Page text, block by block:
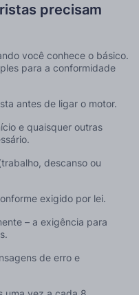
precisam
você conhece o básico.
para a conformidade
antes de ligar o motor.
e quaisquer outras
descanso ou
exigido por lei.
– a exigência para
de erro e